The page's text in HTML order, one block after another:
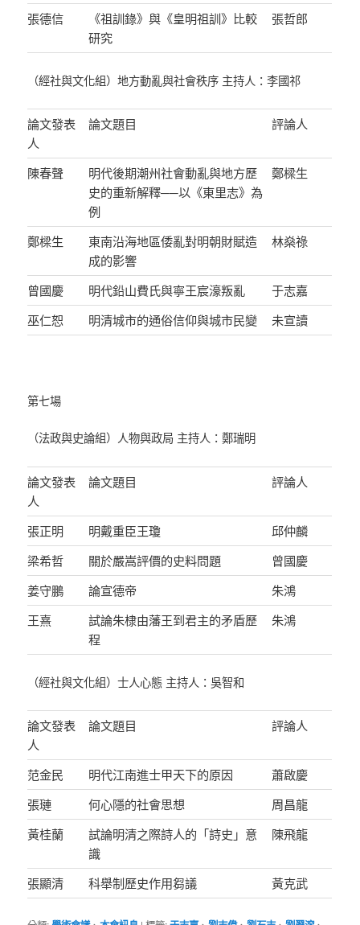
張德信
《祖訓錄》與《皇明祖訓》比較
研究
張哲郎
（經社與文化組）地方動亂與社會秩序 主持人：李國祁
論文發表
人
論文題目 評論人
陳春聲
明代後期潮州社會動亂與地方歷
史的重新解釋──以《東里志》為
例
鄭樑生
鄭樑生
東南沿海地區倭亂對明朝財賦造
成的影響
林燊祿
曾國慶 明代鉛山費氏與寧王宸濠叛亂
于志嘉
巫仁恕
明清城市的通俗信仰與城市民變 未宣讀
第七場
（法政與史論組）人物與政局 主持人：鄭瑞明
論文發表
人
論文題目 評論人
張正明 明戴重臣王瓊
邱仲麟
梁希哲
關於嚴嵩評價的史料問題
曾國慶
姜守鵬
論宣德帝
朱鴻
王熹
試論朱棣由藩王到君主的矛盾歷
程
朱鴻
（經社與文化組）士人心態 主持人：吳智和
論文發表
人
論文題目 評論人
范金民 明代江南進士甲天下的原因
蕭啟慶
張璉
何心隱的社會思想
周昌龍
黃桂蘭
試論明清之際詩人的「詩史」意
識
陳飛龍
張顯清 科舉制歷史作用芻議 黃克武